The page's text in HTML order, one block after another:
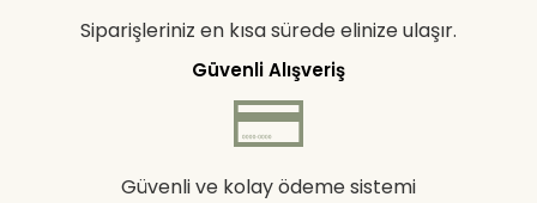
Siparişleriniz en kısa sürede elinize ulaşır.
Güvenli Alışveriş
Güvenli ve kolay ödeme sistemi